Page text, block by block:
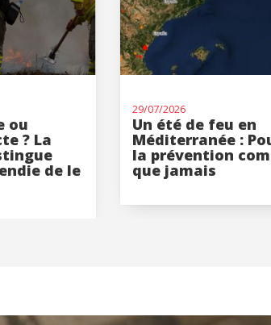
Mot
ou
? La
de le
29/07/2026
Un été de feu en
Méditerranée :
la prévention
que jamais